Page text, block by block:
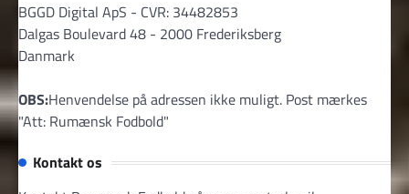
BGGD Digital ApS - CVR: 34482853
Dalgas Boulevard 48 - 2000 Frederiksberg
Danmark
OBS:Henvendelse på adressen ikke muligt. Post mærkes
"Att: Rumænsk Fodbold"
Kontakt os